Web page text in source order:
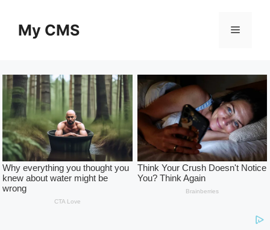
contentMy CMS Menu